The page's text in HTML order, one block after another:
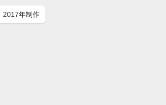
2017年制作